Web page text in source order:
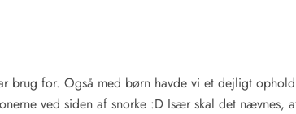
brug for. Også med børn havde vi et dejligt
ved siden af snorke :D Især skal det nævnes,